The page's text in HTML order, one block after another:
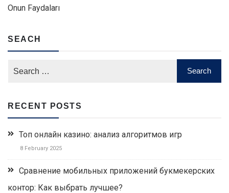
Onun Faydaları
SEACH
RECENT POSTS
Топ онлайн казино: анализ алгоритмов игр
8 February 2025
Сравнение мобильных приложений букмекерских
контор: Как выбрать лучшее?